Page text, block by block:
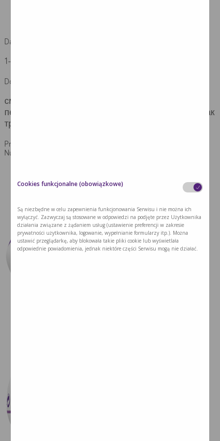
Dawkowanie | Дозування
1-3 пляшечки в день, протягом 14 днів
Dostępne smaki | Доступні смаки
смаки: нейтральний, ванільний, лісові фрукти,
персик манго, полуниця, мокко, червоні фрукти, смак
тропічних фруктів і імбиру
Produkt | Продукт
Nutridrink
Cookies funkcjonalne (obowiązkowe)
Są niezbędne w celu zapewnienia funkcjonowania Serwisu i nie można ich
wyłączyć. Zazwyczaj są stosowane w odpowiedzi na podjęte przez Użytkownika
działania związane z żądaniem usług (ustawienie preferencji w zakresie
prywatności użytkownika, logowanie, wypełnianie formularzy itp.). Można
ustawić przeglądarkę, aby blokowała takie pliki cookie lub wyświetlała
odpowiednie powiadomienia, jednak niektóre części Serwisu mogą nie działać.